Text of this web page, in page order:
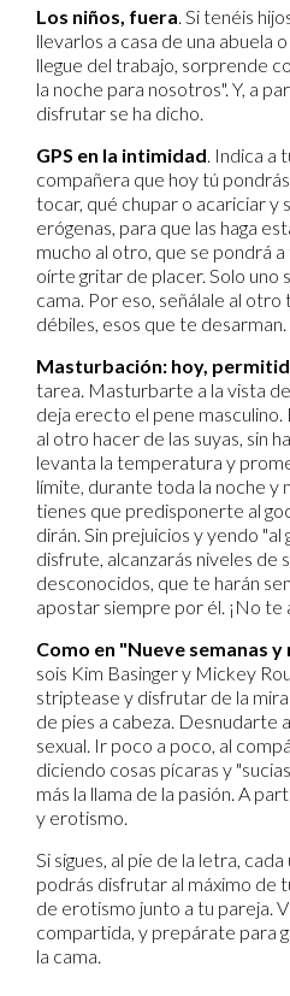
Los niños, fuera . Si tenéis
llevarlos a casa de una abuela
llegue del trabajo, sorprende
la noche para nosotros". Y, a
disfrutar se ha dicho.
GPS en la intimidad . Indica
compañera que hoy tú
tocar, qué chupar o acariciar y
erógenas, para que las haga
mucho al otro, que se pondrá
oírte gritar de placer. Solo uno
cama. Por eso, señálale al otro
débiles, esos que te desarman.
Masturbación: hoy,
tarea. Masturbarte a la vista
deja erecto el pene masculino.
al otro hacer de las suyas, sin
levanta la temperatura y
límite, durante toda la noche y
tienes que predisponerte al
dirán. Sin prejuicios y yendo "al
disfrute, alcanzarás niveles de
desconocidos, que te harán
apostar siempre por él. ¡No
Como en "Nueve semanas y
sois Kim Basinger y Mickey
striptease y disfrutar de la
de pies a cabeza. Desnudarte
sexual. Ir poco a poco, al
diciendo cosas pícaras y
más la llama de la pasión. A
y erotismo.
Si sigues, al pie de la letra,
podrás disfrutar al máximo de
de erotismo junto a tu pareja.
compartida, y prepárate para
la cama.